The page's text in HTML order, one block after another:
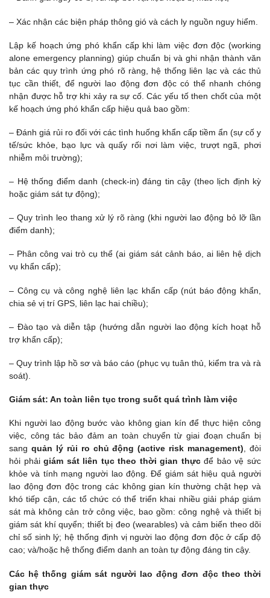
– Xác nhận các biện pháp thông gió và cách ly nguồn nguy hiểm.
Lập kế hoạch ứng phó khẩn cấp khi làm việc đơn độc (working
alone emergency planning) giúp chuẩn bị và ghi nhận thành văn
bản các quy trình ứng phó rõ ràng, hệ thống liên lạc và các thủ
tục cần thiết, để người lao động đơn độc có thể nhanh chóng
nhận được hỗ trợ khi xảy ra sự cố. Các yếu tố then chốt của một
kế hoạch ứng phó khẩn cấp hiệu quả bao gồm:
– Đánh giá rủi ro đối với các tình huống khẩn cấp tiềm ẩn (sự cố y
tế/sức khỏe, bạo lực và quấy rối nơi làm việc, trượt ngã, phơi
nhiễm môi trường);
– Hệ thống điểm danh (check-in) đáng tin cậy (theo lịch định kỳ
hoặc giám sát tự động);
– Quy trình leo thang xử lý rõ ràng (khi người lao động bỏ lỡ lần
điểm danh);
– Phân công vai trò cụ thể (ai giám sát cảnh báo, ai liên hệ dịch
vụ khẩn cấp);
– Công cụ và công nghệ liên lạc khẩn cấp (nút báo động khẩn,
chia sẻ vị trí GPS, liên lạc hai chiều);
– Đào tạo và diễn tập (hướng dẫn người lao động kích hoạt hỗ
trợ khẩn cấp);
– Quy trình lập hồ sơ và báo cáo (phục vụ tuân thủ, kiểm tra và rà
soát).
Giám sát: An toàn liên tục trong suốt quá trình làm việc
Khi người lao động bước vào không gian kín để thực hiện công
việc, công tác bảo đảm an toàn chuyển từ giai đoạn chuẩn bị
sang quản lý rủi ro chủ động (active risk management), đòi
hỏi phảigiám sát liên tục theo thời gian thựcđể bảo vệ sức
khỏe và tính mạng người lao động. Để giám sát hiệu quả người
lao động đơn độc trong các không gian kín thường chật hẹp và
khó tiếp cận, các tổ chức có thể triển khai nhiều giải pháp giám
sát mà không cản trở công việc, bao gồm: công nghệ và thiết bị
giám sát khí quyển; thiết bị đeo (wearables) và cảm biến theo dõi
chỉ số sinh lý; hệ thống định vị người lao động đơn độc ở cấp độ
cao; và/hoặc hệ thống điểm danh an toàn tự động đáng tin cậy.
Các hệ thống giám sát người lao động đơn độc theo thời
gian thực